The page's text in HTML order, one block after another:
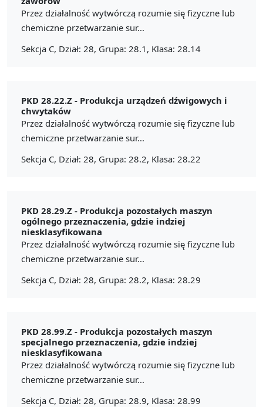
Przez działalność wytwórczą rozumie się fizyczne lub
chemiczne przetwarzanie sur...
Sekcja C, Dział: 28, Grupa: 28.1, Klasa: 28.14
PKD 28.22.Z - Produkcja urządzeń dźwigowych i
chwytaków
Przez działalność wytwórczą rozumie się fizyczne lub
chemiczne przetwarzanie sur...
Sekcja C, Dział: 28, Grupa: 28.2, Klasa: 28.22
PKD 28.29.Z - Produkcja pozostałych maszyn
ogólnego przeznaczenia, gdzie indziej
niesklasyfikowana
Przez działalność wytwórczą rozumie się fizyczne lub
chemiczne przetwarzanie sur...
Sekcja C, Dział: 28, Grupa: 28.2, Klasa: 28.29
PKD 28.99.Z - Produkcja pozostałych maszyn
specjalnego przeznaczenia, gdzie indziej
niesklasyfikowana
Przez działalność wytwórczą rozumie się fizyczne lub
chemiczne przetwarzanie sur...
Sekcja C, Dział: 28, Grupa: 28.9, Klasa: 28.99